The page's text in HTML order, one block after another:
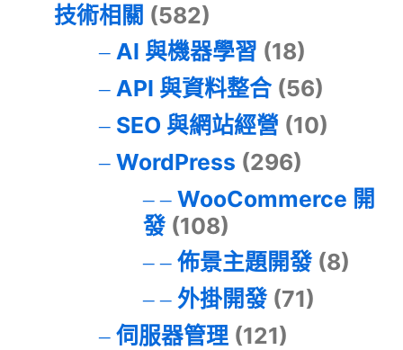
技術相關 (582)
AI 與機器學習 (18)
API 與資料整合(56)
SEO 與網站經營 (10)
WordPress (296)
WooCommerce 開
發(108)
佈景主題開發(8)
外掛開發(71)
伺服器管理(121)